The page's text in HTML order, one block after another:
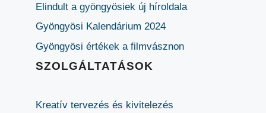
Elindult a gyöngyösiek új híroldala
Gyöngyösi Kalendárium 2024
Gyöngyösi értékek a filmvásznon
SZOLGÁLTATÁSOK
Kreatív tervezés és kivitelezés